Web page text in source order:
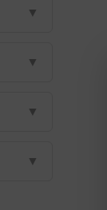
▼
▼
▼
▼